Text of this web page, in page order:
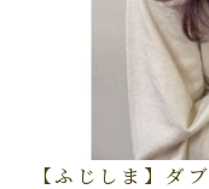
【ふじしま】ダ